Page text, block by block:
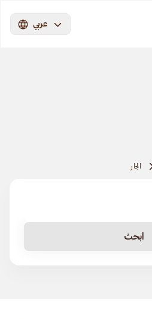
عربي
الجار
ابحث